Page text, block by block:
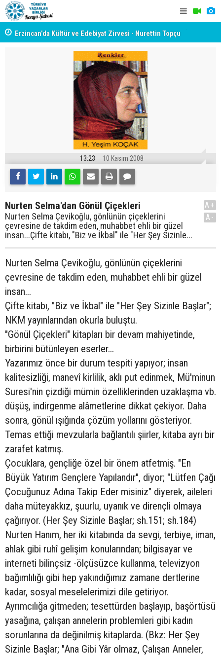
Erzincan’da Kültür ve Edebiyat Zirvesi - Nurettin Topçu
13:23 10 Kasım 2008
Nurten Selma'dan Gönül Çiçekleri
Nurten Selma Çevikoğlu, gönlünün çiçeklerini
çevresine de takdim eden, muhabbet ehli bir güzel
insan...Çifte kitabı, "Biz ve İkbal" ile "Her Şey Sizinle...
A+
A-
Nurten Selma Çevikoğlu, gönlünün çiçeklerini
çevresine de takdim eden, muhabbet ehli bir güzel
insan...
Çifte kitabı, "Biz ve İkbal" ile "Her Şey Sizinle Başlar";
NKM yayınlarından okurla buluştu.
"Gönül Çiçekleri" kitapları bir devam mahiyetinde,
birbirini bütünleyen eserler...
Yazarımız önce bir durum tespiti yapıyor; insan
kalitesizliği, manevî kirlilik, aklı put edinmek, Mü'minun
Suresi'nin çizdiği mümin özelliklerinden uzaklaşma vb.
düşüş, indirgenme alâmetlerine dikkat çekiyor. Daha
sonra, gönül ışığında çözüm yollarını gösteriyor.
Temas ettiği mevzularla bağlantılı şiirler, kitaba ayrı bir
zarafet katmış.
Çocuklara, gençliğe özel bir önem atfetmiş. "En
Büyük Yatırım Gençlere Yapılandır", diyor; "Lütfen Çağı
Çocuğunuz Adına Takip Eder misiniz" diyerek, aileleri
daha müteyakkız, şuurlu, uyanık ve dirençli olmaya
çağırıyor. (Her Şey Sizinle Başlar; sh.151; sh.184)
Nurten Hanım, her iki kitabında da sevgi, terbiye, iman,
ahlak gibi ruhî gelişim konularından; bilgisayar ve
interneti bilinçsiz -ölçüsüzce kullanma, televizyon
bağımlılığı gibi hep yakındığımız zamane dertlerine
kadar, sosyal meselelerimizi dile getiriyor.
Ayrımcılığa gitmeden; tesettürden başlayıp, başörtüsü
yasağına, çalışan annelerin problemleri gibi kadın
sorunlarına da değinilmiş kitaplarda. (Bkz: Her Şey
Sizinle Başlar; "Ana Gibi Yâr olmaz, Çalışan Anneler,